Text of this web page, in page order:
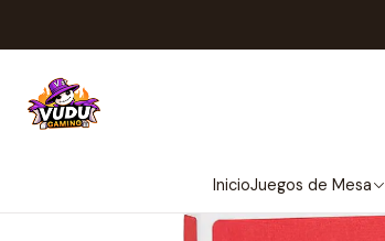
InicioJuegos de Mesa